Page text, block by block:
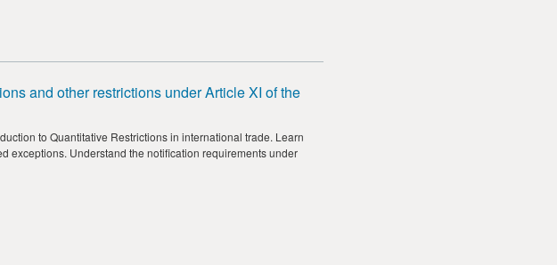
and other restrictions under Article XI of the
to Quantitative Restrictions in international trade. Learn
exceptions. Understand the notification requirements under